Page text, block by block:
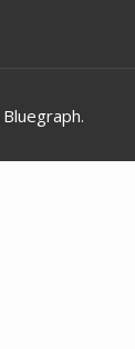
Bluegraph.